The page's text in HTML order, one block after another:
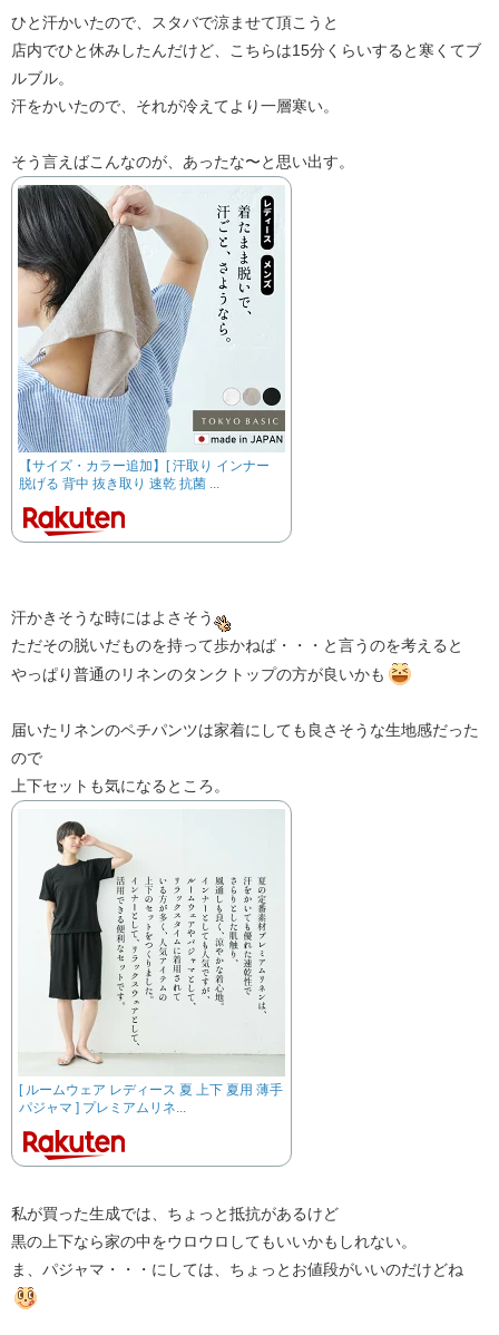
ひと汗かいたので、スタバで涼ませて頂こうと
店内でひと休みしたんだけど、こちらは15分くらいすると寒くてブ
ルブル。
汗をかいたので、それが冷えてより一層寒い。
そう言えばこんなのが、あったな〜と思い出す。
【サイズ・カラー追加】[ 汗取り インナー
脱げる 背中 抜き取り 速乾 抗菌 ...
汗かきそうな時にはよさそう
ただその脱いだものを持って歩かねば・・・と言うのを考えると
やっぱり普通のリネンのタンクトップの方が良いかも
届いたリネンのペチパンツは家着にしても良さそうな生地感だった
ので
上下セットも気になるところ。
[ ルームウェア レディース 夏 上下 夏用 薄手
パジャマ ] プレミアムリネ...
私が買った生成では、ちょっと抵抗があるけど
黒の上下なら家の中をウロウロしてもいいかもしれない。
ま、パジャマ・・・にしては、ちょっとお値段がいいのだけどね